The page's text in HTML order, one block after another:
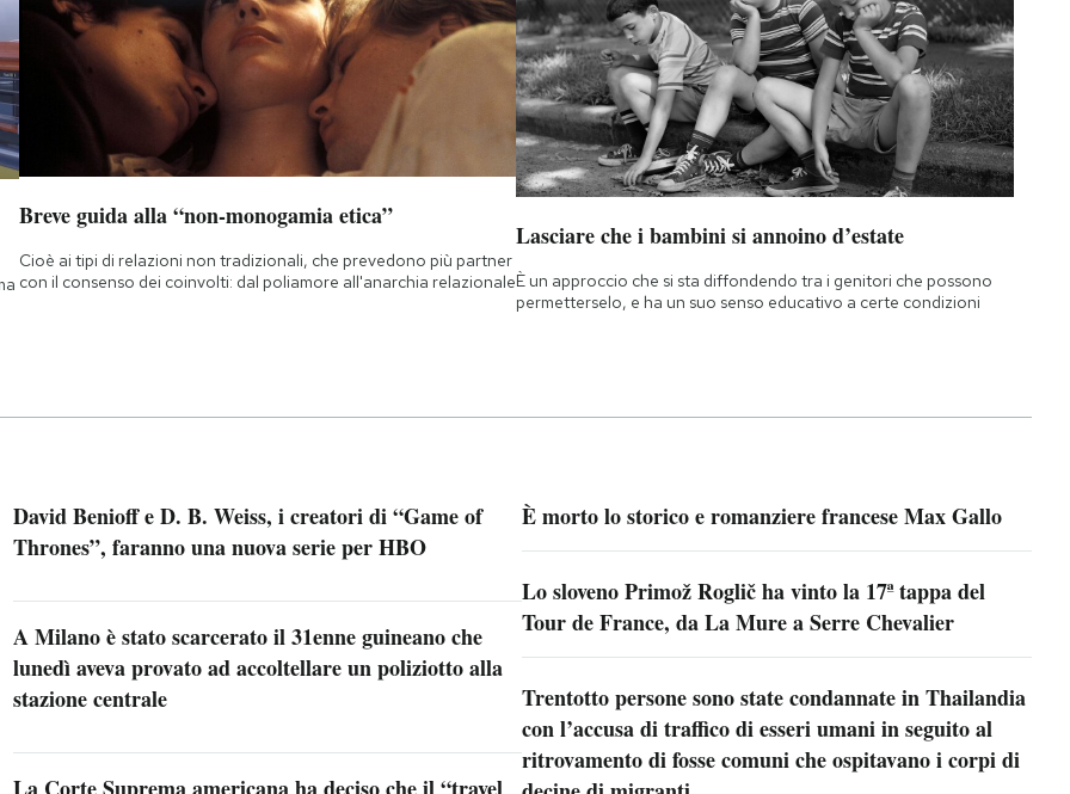
Breve guida alla “non-monogamia etica”
Cioè ai tipi di relazioni non tradizionali, che prevedono più partner
con il consenso dei coinvolti: dal poliamore all'anarchia relazionale
Lasciare che i bambini si annoino d’estate
È un approccio che si sta diffondendo tra i genitori che possono
permetterselo, e ha un suo senso educativo a certe condizioni
David Benioff e D. B. Weiss, i creatori di “Game of
Thrones”, faranno una nuova serie per HBO
A Milano è stato scarcerato il 31enne guineano che
lunedì aveva provato ad accoltellare un poliziotto alla
stazione centrale
È morto lo storico e romanziere francese Max Gallo
Lo sloveno Primož Roglič ha vinto la 17ª tappa del
Tour de France, da La Mure a Serre Chevalier
Trentotto persone sono state condannate in Thailandia
con l’accusa di traffico di esseri umani in seguito al
ritrovamento di fosse comuni che ospitavano i corpi di